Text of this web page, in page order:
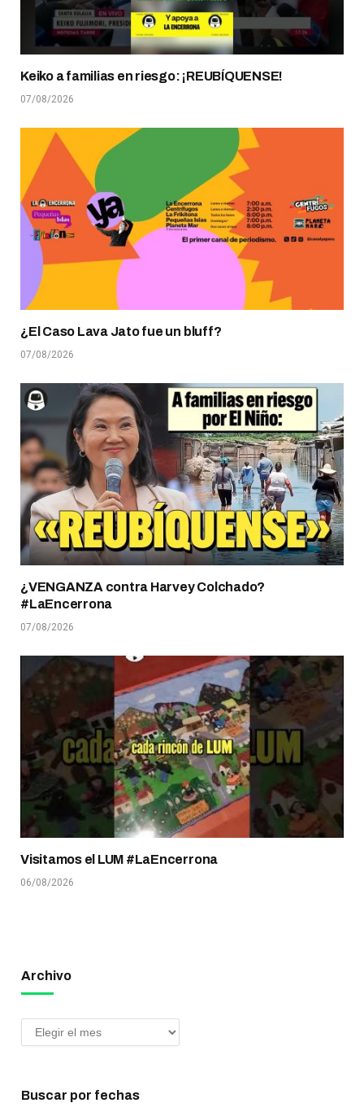
Keiko a familias en riesgo: ¡REUBÍQUENSE!
07/08/2026
¿El Caso Lava Jato fue un bluff?
07/08/2026
¿VENGANZA contra Harvey Colchado?
#LaEncerrona
07/08/2026
Visitamos el LUM #LaEncerrona
06/08/2026
Archivo
Buscar por fechas